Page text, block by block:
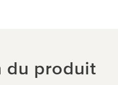
du produit